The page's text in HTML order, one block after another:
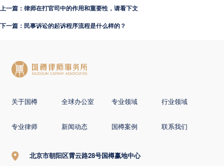
上一篇：律师在打官司中的作用和重要性，请看下文
下一篇：民事诉讼的起诉程序流程是什么样的？
关于国樽 全球办公室 专业领域 行业领域
专业律师 新闻动态 国樽案例 联系我们
北京市朝阳区霄云路28号国樽赢地中心